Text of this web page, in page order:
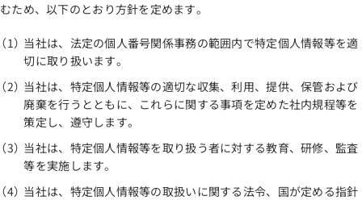
むため、以下のとおり方針を定めます。
当社は、法定の個人番号関係事務の範囲内で特定個人情報等を適
切に取り扱います。
当社は、特定個人情報等の適切な収集、利用、提供、保管および
廃棄を行うとともに、これらに関する事項を定めた社内規程等を
策定し、遵守します。
当社は、特定個人情報等を取り扱う者に対する教育、研修、監査
等を実施します。
当社は、特定個人情報等の取扱いに関する法令、国が定める指針